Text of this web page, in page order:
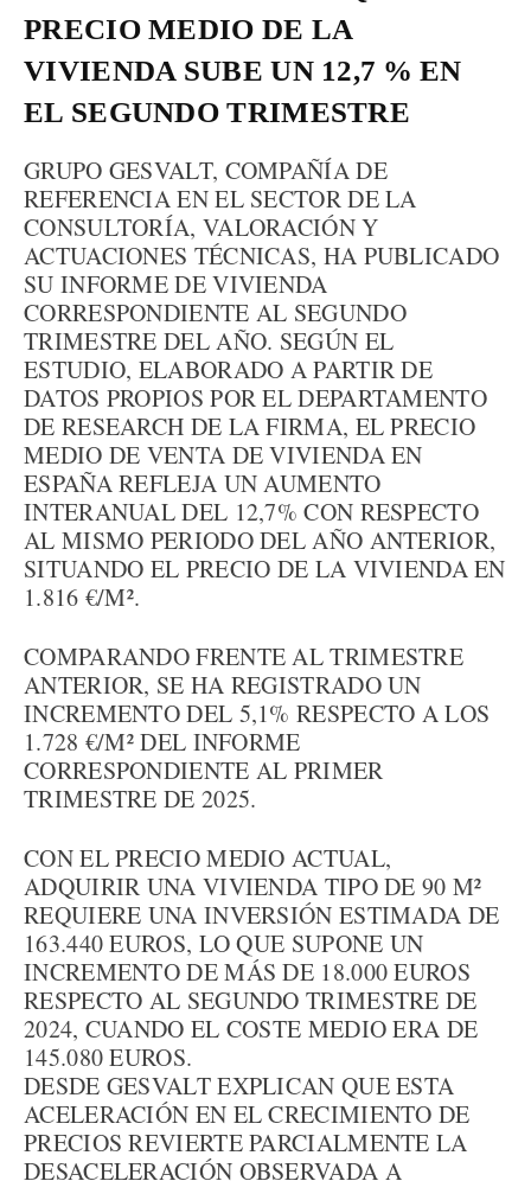
PRECIO MEDIO DE LA
VIVIENDA SUBE UN 12,7 % EN
EL SEGUNDO TRIMESTRE
GRUPO GESVALT, COMPAÑÍA DE
REFERENCIA EN EL SECTOR DE LA
CONSULTORÍA, VALORACIÓN Y
ACTUACIONES TÉCNICAS, HA PUBLICADO
SU INFORME DE VIVIENDA
CORRESPONDIENTE AL SEGUNDO
TRIMESTRE DEL AÑO. SEGÚN EL
ESTUDIO, ELABORADO A PARTIR DE
DATOS PROPIOS POR EL DEPARTAMENTO
DE RESEARCH DE LA FIRMA, EL PRECIO
MEDIO DE VENTA DE VIVIENDA EN
ESPAÑA REFLEJA UN AUMENTO
INTERANUAL DEL 12,7% CON RESPECTO
AL MISMO PERIODO DEL AÑO ANTERIOR,
SITUANDO EL PRECIO DE LA VIVIENDA EN
1.816 €/M².
COMPARANDO FRENTE AL TRIMESTRE
ANTERIOR, SE HA REGISTRADO UN
INCREMENTO DEL 5,1% RESPECTO A LOS
1.728 €/M² DEL INFORME
CORRESPONDIENTE AL PRIMER
TRIMESTRE DE 2025.
CON EL PRECIO MEDIO ACTUAL,
ADQUIRIR UNA VIVIENDA TIPO DE 90 M²
REQUIERE UNA INVERSIÓN ESTIMADA DE
163.440 EUROS, LO QUE SUPONE UN
INCREMENTO DE MÁS DE 18.000 EUROS
RESPECTO AL SEGUNDO TRIMESTRE DE
2024, CUANDO EL COSTE MEDIO ERA DE
145.080 EUROS.
DESDE GESVALT EXPLICAN QUE ESTA
ACELERACIÓN EN EL CRECIMIENTO DE
PRECIOS REVIERTE PARCIALMENTE LA
DESACELERACIÓN OBSERVADA A